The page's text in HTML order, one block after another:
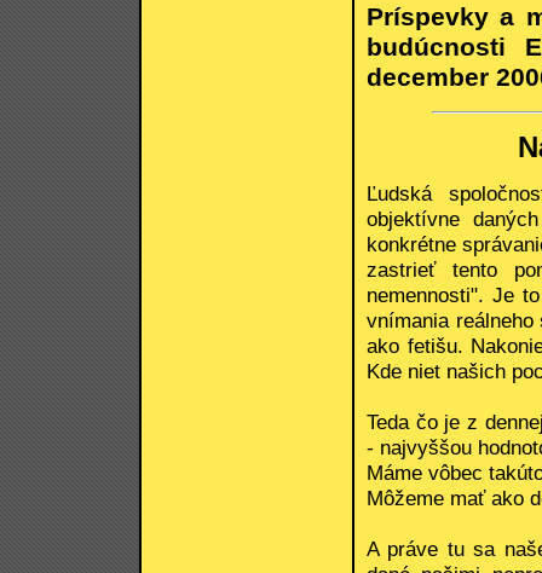
Príspevky a
budúcnosti
december
Ľudská
objektívne
konkrétne
zastrieť tento
nemennosti". Je
vnímania
ako fetišu.
Kde niet našich
Teda čo je z
- najvyššou
Máme vôbec
Môžeme mať ako
A práve tu sa